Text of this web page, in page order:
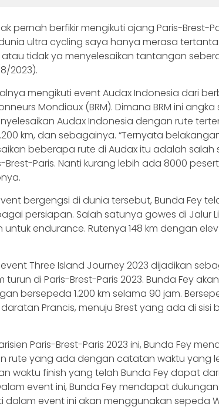
pernah berfikir mengikuti ajang Paris-Brest-
ultra cycling saya hanya merasa
tidak ya menyelesaikan tantangan
2023).
mengikuti event Audax Indonesia dari
Mondiaux (BRM). Dimana BRM ini
Audax Indonesia dengan rute
km, dan sebagainya. “Ternyata
beberapa rute di Audax itu adalah salah
Brest-Paris. Nanti kurang lebih ada 8000
bergengsi di dunia tersebut, Bunda Fey
persiapan. Salah satunya gowes di Jalur
untuk endurance. Rutenya 148 km dengan
Three Island Journey 2023 dijadikan
di Paris-Brest-Paris 2023. Bunda Fey
bersepeda 1.200 km selama 90 jam.
Prancis, menuju Brest yang ada di sisi
Paris-Brest-Paris 2023 ini, Bunda Fey
rute yang ada dengan catatan waktu yang
waktu finish yang telah Bunda Fey dapat
event ini, Bunda Fey mendapat
dalam event ini akan menggunakan sepeda